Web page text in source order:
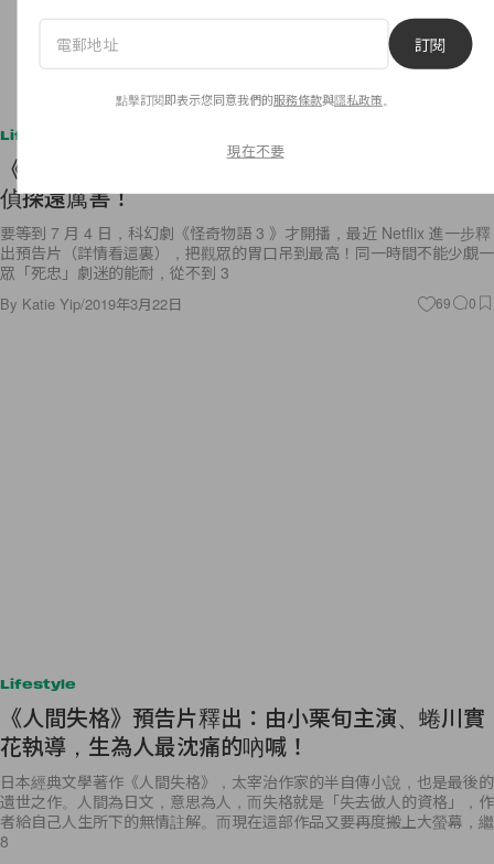
Lifestyle
《怪奇物語 3 》預告被忠粉揭藏 5 大秘密，分析比
偵探還厲害！
要等到 7 月 4 日，科幻劇《怪奇物語 3 》才開播，最近 Netflix 進一步釋
出預告片（詳情看這裏），把觀眾的胃口吊到最高！同一時間不能少覷一
眾「死忠」劇迷的能耐，從不到 3
By Katie Yip/2019年3月22日 69 0
Lifestyle
《人間失格》預告片釋出：由小栗旬主演、蜷川實
花執導，生為人最沈痛的吶喊！
日本經典文學著作《人間失格》，太宰治作家的半自傳小說，也是最後的
遺世之作。人間為日文，意思為人，而失格就是「失去做人的資格」，作
者給自己人生所下的無情註解。而現在這部作品又要再度搬上大螢幕，繼
8
訂閱
點擊訂閱即表示您同意我們的服務條款與隱私政策
現在不要